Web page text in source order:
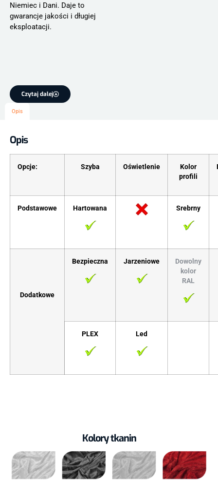
Niemiec i Dani. Daje to
gwarancje jakości i długiej
eksploatacji.
Czytaj dalej
Opis
Opis
Opcje: Szyba Oświetlenie
Kolor
profili
Podstawowe Hartowana Srebrny
Dodatkowe
Bezpieczna Jarzeniowe
Dowolny
kolor
RAL
PLEX Led
Kolory tkanin